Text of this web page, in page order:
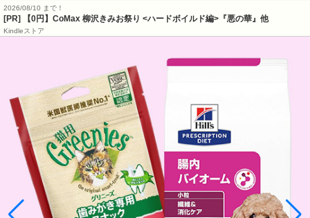
2026/08/10 まで！
[PR] 【0円】CoMax 柳沢きみお祭り <ハードボイルド編>『悪の華』他
Kindleストア